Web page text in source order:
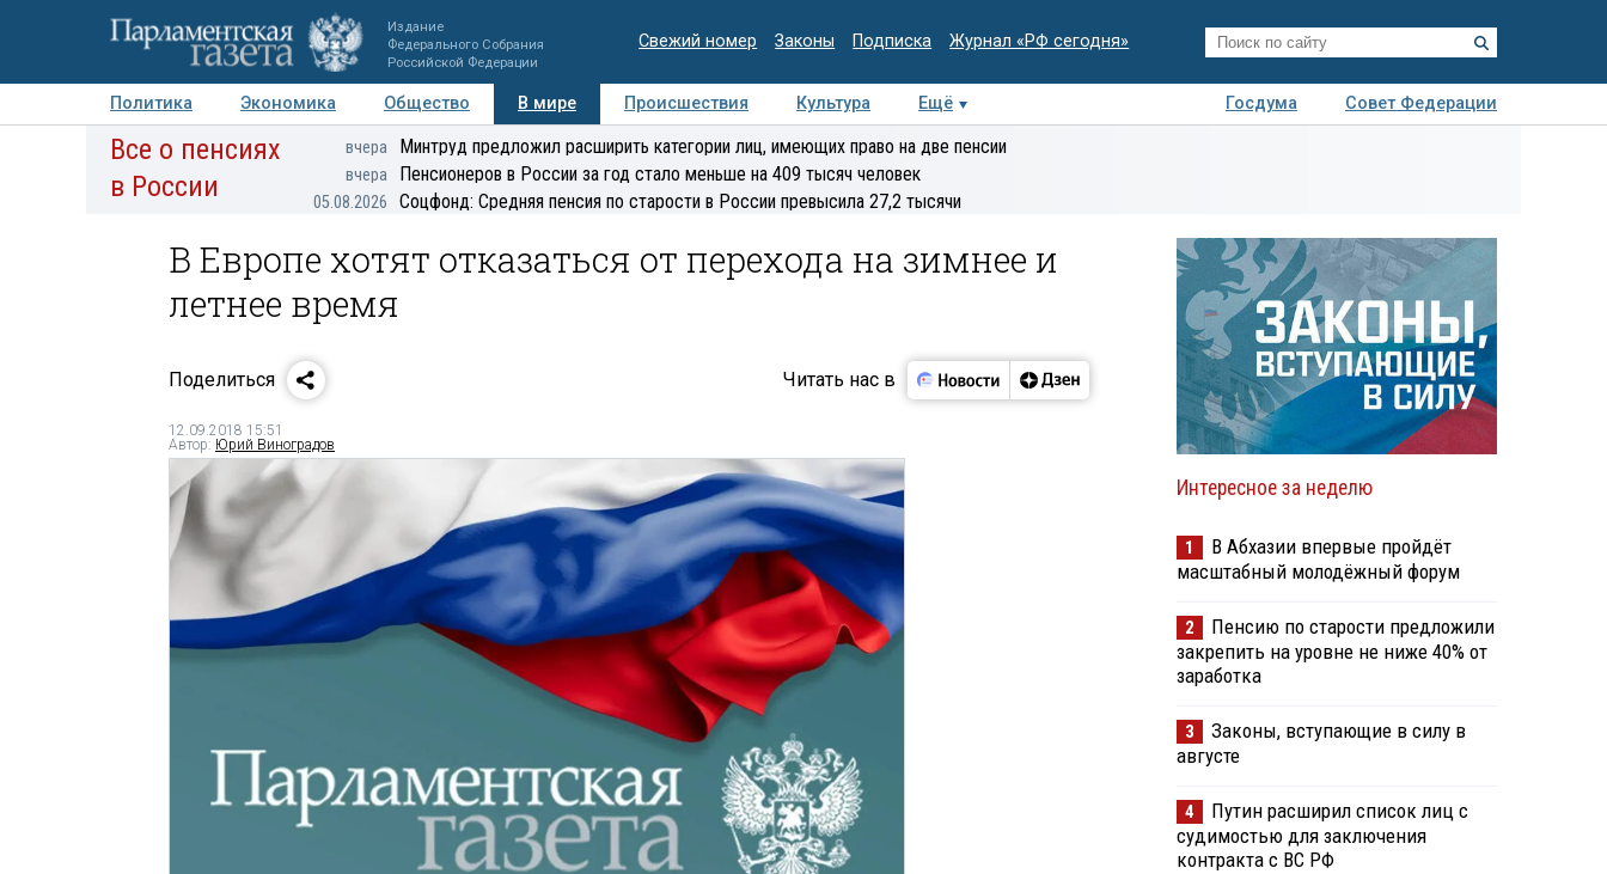
Издание
Федерального Собрания
Российской Федерации
Свежий номер Законы Подписка Журнал «РФ сегодня»
Политика Экономика Общество В мире Происшествия Культура Ещё Госдума
Совет Федерации
Авторы Персоны Мнения Регионы Медиацентр Интервью Колумнисты
Деловая
Все о пенсиях
в России
вчера Минтруд предложил расширить категории лиц, имеющих право на две пенсии
вчера Пенсионеров в России за год стало меньше на 409 тысяч человек
05.08.2026 Соцфонд: Средняя пенсия по старости в России превысила 27,2 тысячи
В Европе хотят отказаться от перехода на зимнее и
летнее время
Поделиться Читать нас в
12.09.2018 15:51
Автор: Юрий Виноградов
Интересное за неделю
1
В Абхазии впервые пройдёт
масштабный молодёжный форум
2
Пенсию по старости предложили
закрепить на уровне не ниже 40% от
заработка
3
Законы, вступающие в силу в
августе
4
Путин расширил список лиц с
судимостью для заключения
контракта с ВС РФ